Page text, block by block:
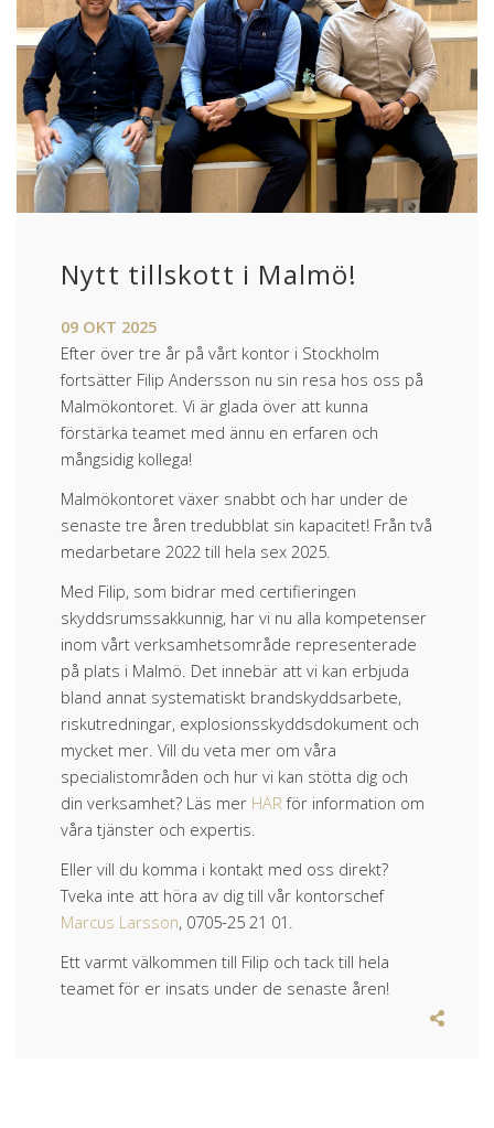
Nytt tillskott i Malmö!
09 OKT 2025
Efter över tre år på vårt kontor i Stockholm
fortsätter Filip Andersson nu sin resa hos oss på
Malmökontoret. Vi är glada över att kunna
förstärka teamet med ännu en erfaren och
mångsidig kollega!
Malmökontoret växer snabbt och har under de
senaste tre åren tredubblat sin kapacitet! Från två
medarbetare 2022 till hela sex 2025.
Med Filip, som bidrar med certifieringen
skyddsrumssakkunnig, har vi nu alla kompetenser
inom vårt verksamhetsområde representerade
på plats i Malmö. Det innebär att vi kan erbjuda
bland annat systematiskt brandskyddsarbete,
riskutredningar, explosionsskyddsdokument och
mycket mer. Vill du veta mer om våra
specialistområden och hur vi kan stötta dig och
din verksamhet? Läs mer HÄR för information om
våra tjänster och expertis.
Eller vill du komma i kontakt med oss direkt?
Tveka inte att höra av dig till vår kontorschef
Marcus Larsson, 0705-25 21 01.
Ett varmt välkommen till Filip och tack till hela
teamet för er insats under de senaste åren!